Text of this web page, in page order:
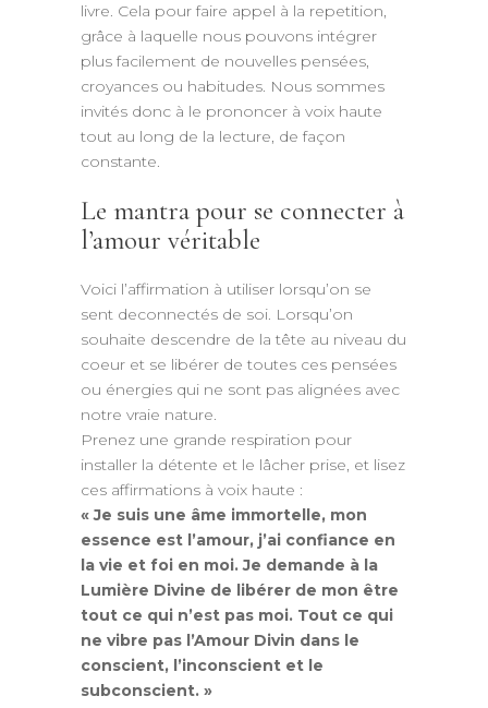
livre. Cela pour faire appel à la repetition,
grâce à laquelle nous pouvons intégrer
plus facilement de nouvelles pensées,
croyances ou habitudes. Nous sommes
invités donc à le prononcer à voix haute
tout au long de la lecture, de façon
constante.
Le mantra pour se connecter à
l’amour véritable
Voici l’affirmation à utiliser lorsqu’on se
sent deconnectés de soi. Lorsqu’on
souhaite descendre de la tête au niveau du
coeur et se libérer de toutes ces pensées
ou énergies qui ne sont pas alignées avec
notre vraie nature.
Prenez une grande respiration pour
installer la détente et le lâcher prise, et lisez
ces affirmations à voix haute :
« Je suis une âme immortelle, mon
essence est l’amour, j’ai confiance en
la vie et foi en moi. Je demande à la
Lumière Divine de libérer de mon être
tout ce qui n’est pas moi. Tout ce qui
ne vibre pas l’Amour Divin dans le
conscient, l’inconscient et le
subconscient. »